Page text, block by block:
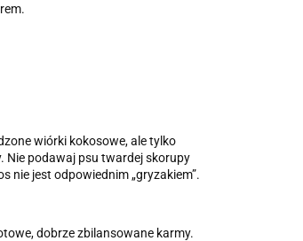
wiórki kokosowe, ale tylko
Nie podawaj psu twardej skorupy
nie jest odpowiednim „gryzakiem”.
dobrze zbilansowane karmy.